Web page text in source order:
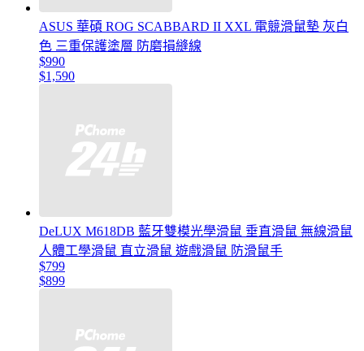
ASUS 華碩 ROG SCABBARD II XXL 電競滑鼠墊 灰白
色 三重保護塗層 防磨損縫線
$990
$1,590
DeLUX M618DB 藍牙雙模光學滑鼠 垂直滑鼠 無線滑鼠
人體工學滑鼠 直立滑鼠 遊戲滑鼠 防滑鼠手
$799
$899